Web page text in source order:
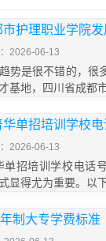
护理职业学院发
2026-06-13
势是很不错的，很
基地，四川省成都
单招培训学校电
2026-06-13
单招培训学校电话
显得尤为重要。以
制大专学费标准